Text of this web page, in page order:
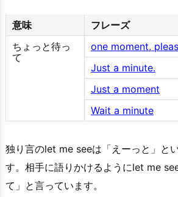
意味
フレーズ
ちょっと待っ
て
one moment,
Just a minute.
Just a moment
Wait a minute
独り言のlet me seeは「えーっと」と
す。相手に語りかけるようにlet me
て」と言っています。